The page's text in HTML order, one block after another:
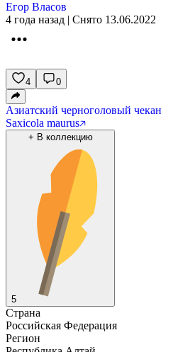
Егор Власов
4 года назад | Снято 13.06.2022
4 0
Азиатский черноголовый чекан
Saxicola maurus
+ В коллекцию
5
Страна
Российская Федерация
Регион